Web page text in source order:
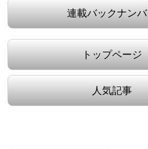
連載バックナン
トップページ
人気記事